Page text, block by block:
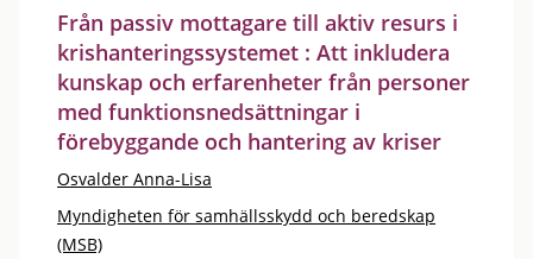
Från passiv mottagare till aktiv resurs i
krishanteringssystemet : Att inkludera
kunskap och erfarenheter från personer
med funktionsnedsättningar i
förebyggande och hantering av kriser
Osvalder Anna-Lisa
Myndigheten för samhällsskydd och beredskap
(MSB)